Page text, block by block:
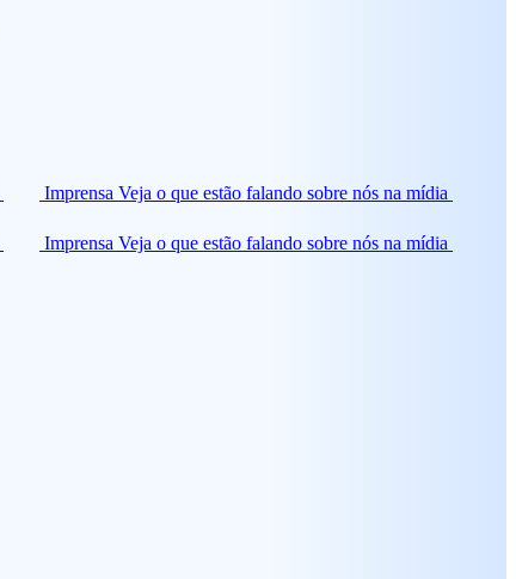
Imprensa Veja o que estão falando sobre nós na mídia
Imprensa Veja o que estão falando sobre nós na mídia